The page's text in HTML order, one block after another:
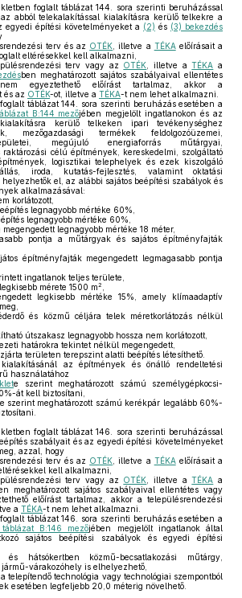
foglalt táblázat 144. sora szerinti beruházással
abból telekalakítással kialakításra kerülő telkekre a
egyedi építési követelményeket a (2) és (3) bekezdés
terv és az OTÉK , illetve a TÉKAelőírásait a
eltérésekkel kell alkalmazni,
terv vagy az OTÉK , illetve aTÉKA a
ben meghatározott sajátos szabályaival ellentétes
egyeztethető előírást tartalmaz, akkor a
és az OTÉK-ot, illetve a TÉKA-t nem lehet alkalmazni.
táblázat 144. sora szerinti beruházás esetében a
B:144 mezőjében megjelölt ingatlanokon és az
kerülő telkeken ipari tevékenységhez
mezőgazdasági termékek feldolgozóüzemei,
megújuló energiaforrás műtárgyai,
célú építmények, kereskedelmi, szolgáltató
logisztikai telephelyek és ezek kiszolgáló
iroda, kutatás-fejlesztés, valamint oktatási
el, az alábbi sajátos beépítési szabályok és
alkalmazásával:
korlátozott,
legnagyobb mértéke 60%,
legnagyobb mértéke 60%,
legnagyobb mértéke 18 méter,
pontja a műtárgyak és sajátos építményfajták
építményfajták megengedett legmagasabb pontja
ingatlanok teljes területe,
mérete 1500 m2
legkisebb mértéke 15%, amely klímaadaptív
és közmű céljára telek méretkorlátozás nélkül
útszakasz legnagyobb hossza nem korlátozott,
határokra tekintet nélkül megengedett,
területen terepszint alatti beépítés létesíthető.
az építmények és önálló rendeltetési
használatához
e szerint meghatározott számú személygépkocsi-
át kell biztosítani,
e szerint meghatározott számú kerékpár legalább 60%-
foglalt táblázat 146. sora szerinti beruházással
szabályait és az egyedi építési követelményeket
azzal, hogy
terv és az OTÉK , illetve a TÉKAelőírásait a
kell alkalmazni,
terv vagy az OTÉK , illetve aTÉKA a
meghatározott sajátos szabályaival ellentétes vagy
előírást tartalmaz, akkor a településrendezési
a TÉKA-t nem lehet alkalmazni.
táblázat 146. sora szerinti beruházás esetében a
B:146 mezőjében megjelölt ingatlanok által
sajátos beépítési szabályok és egyedi építési
hátsókertben közmű-becsatlakozási műtárgy,
várakozóhely is elhelyezhető,
telepítendő technológia vagy technológiai szempontból
esetében legfeljebb 20,0 méterig növelhető.